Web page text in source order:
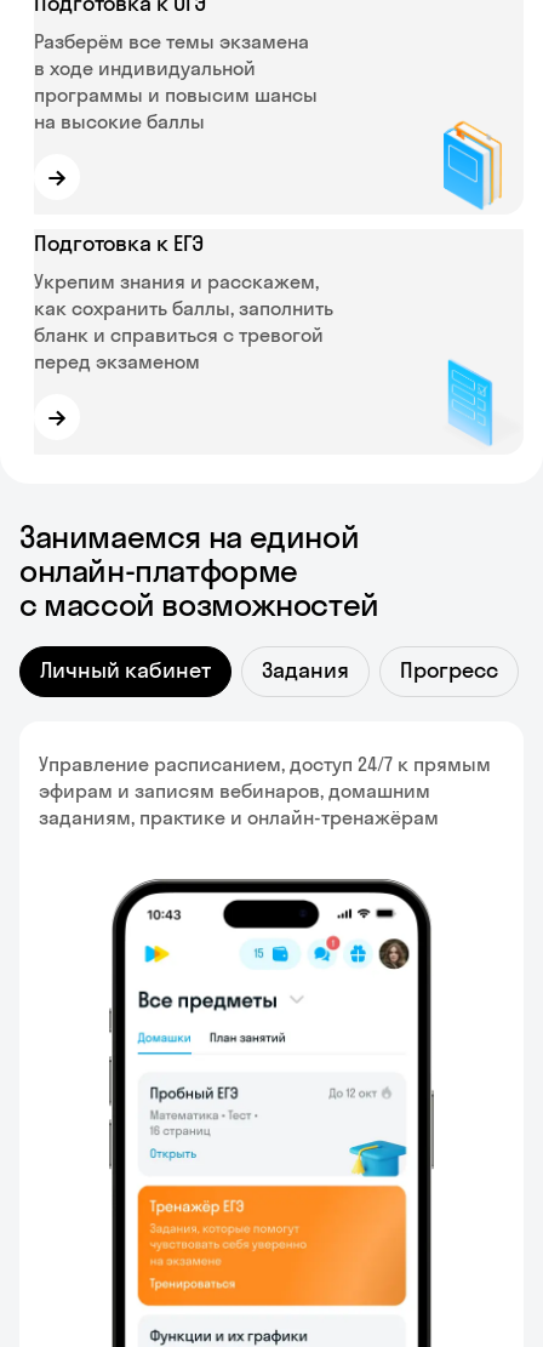
Разберём все темы экзамена
в ходе индивидуальной
программы и повысим шансы
на высокие баллы
→
Подготовка к ЕГЭ
Укрепим знания и расскажем,
как сохранить баллы, заполнить
бланк и справиться с тревогой
перед экзаменом
→
Занимаемся на единой
онлайн-платформе
с массой возможностей
Личный кабинет Задания Прогресс
Управление расписанием, доступ 24/7 к прямым
эфирам и записям вебинаров, домашним
заданиям, практике и онлайн-тренажёрам